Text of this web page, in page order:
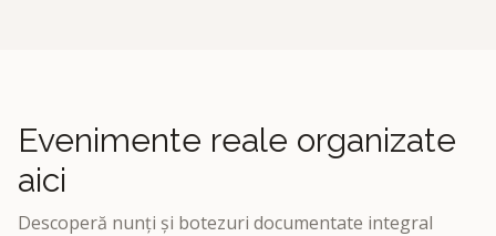
Evenimente reale organizate
aici
Descoperă nunți și botezuri documentate integral